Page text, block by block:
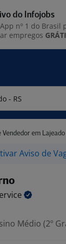
Vendedor em Lajeado
Aviso de
Médio (2º
do Infojobs
nº 1 do Brasil
empregos